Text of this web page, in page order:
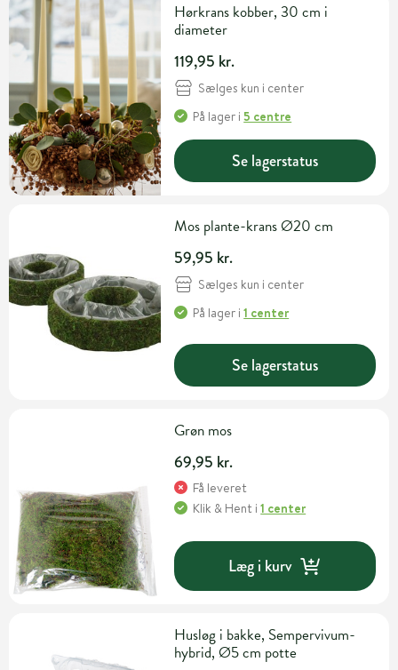
Hørkrans kobber, 30 cm i
diameter
119,95 kr.
Sælges kun i center
På lager i5 centre
Se lagerstatus
Mos plante-krans Ø20 cm
59,95 kr.
Sælges kun i center
På lager i1 center
Se lagerstatus
Grøn mos
69,95 kr.
Få leveret
Klik & Hent i1 center
Læg i kurv
Husløg i bakke, Sempervivum-
hybrid, Ø5 cm potte